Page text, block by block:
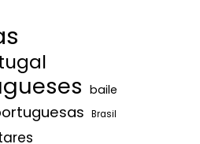
baile
Brasil